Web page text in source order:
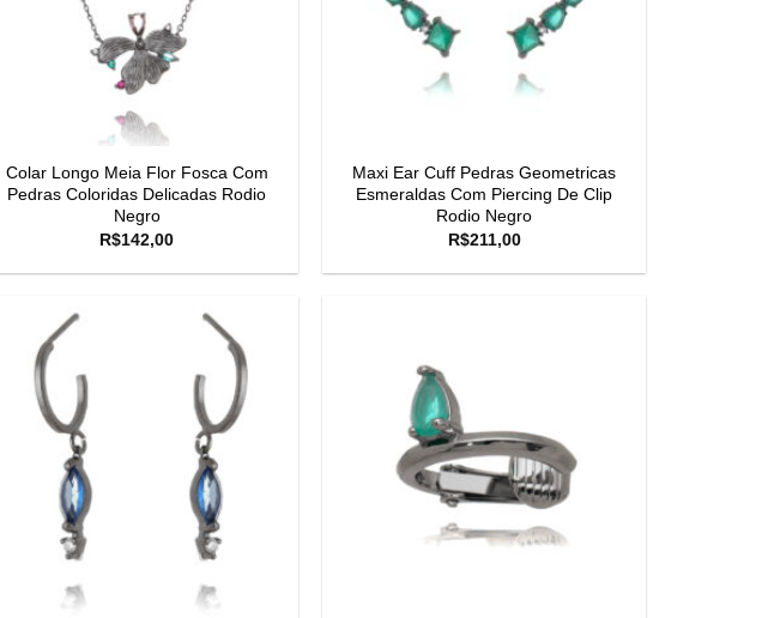
Colar Longo Meia Flor Fosca Com
Pedras Coloridas Delicadas Rodio
Negro
R$142,00
Maxi Ear Cuff Pedras Geometricas
Esmeraldas Com Piercing De Clip
Rodio Negro
R$211,00